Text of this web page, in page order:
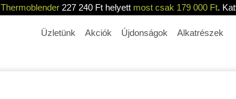
Thermoblender227 240 Ft helyett most csak 179 000 Ft.
Üzletünk Akciók Újdonságok Alkatrészek